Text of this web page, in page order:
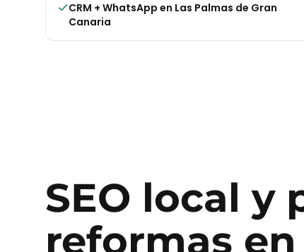
CRM + WhatsApp en Las Palmas de Gran
Canaria
SEO local y
reformas en